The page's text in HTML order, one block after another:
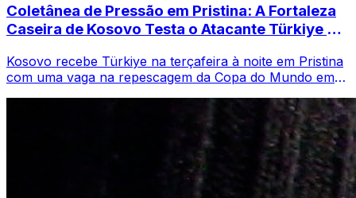
Coletânea de Pressão em Pristina: A Fortaleza
Caseira de Kosovo Testa o Atacante Türkiye de
Kosovo recebe Türkiye na terçafeira à noite em Pristina
com uma vaga na repescagem da Copa do Mundo em